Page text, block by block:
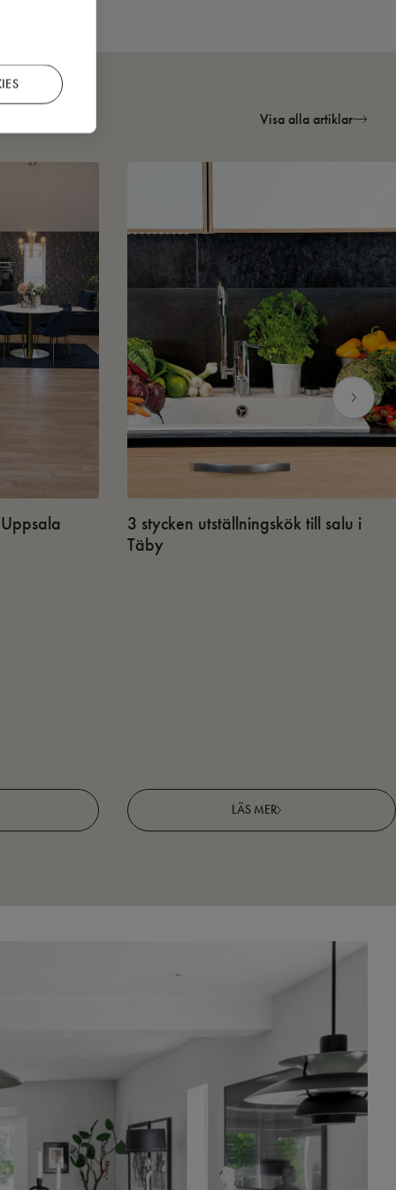
Visa alla artiklar
3 stycken utställningskök till salu i
Täby
LÄS MER